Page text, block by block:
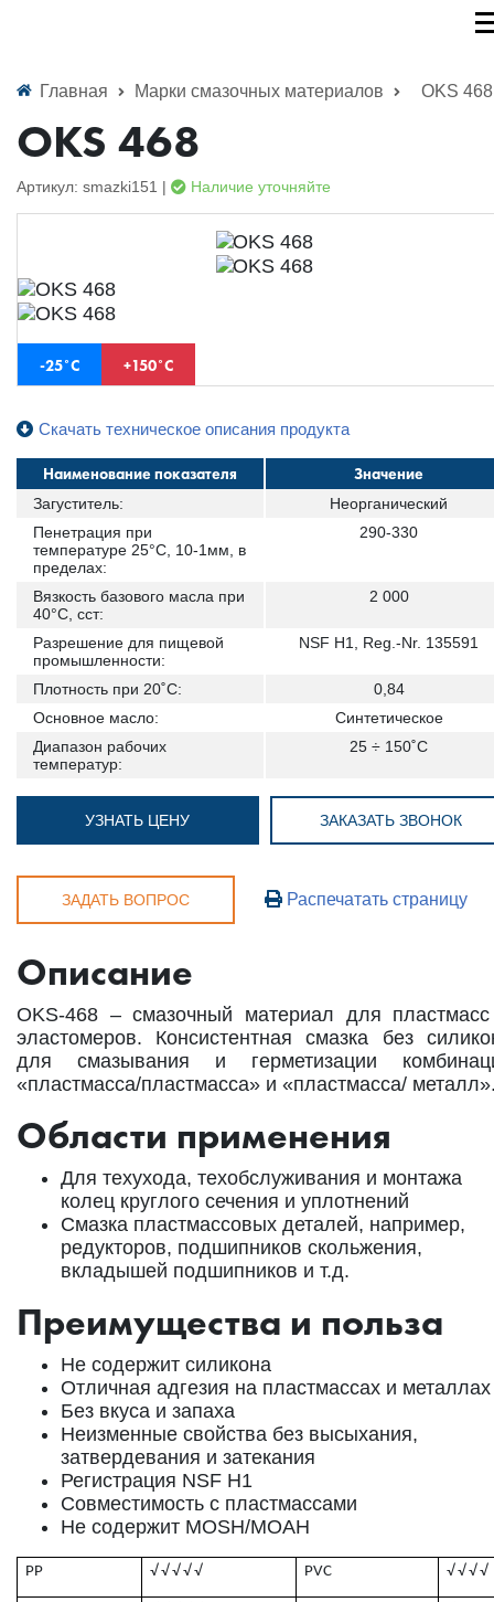
Главная Марки смазочных материалов OKS 468
OKS 468
Артикул: smazki151 | Наличие уточняйте
-25˚С +150˚С
Скачать техническое описания продукта
Наименование показателя Значение
Загуститель:
Неорганический
Пенетрация при
температуре 25°С, 10-1мм, в
пределах:
290-330
Вязкость базового масла при
40°C, сст:
2 000
Разрешение для пищевой
промышленности:
NSF H1, Reg.-Nr. 135591
Плотность при 20˚С:
0,84
Основное масло:
Синтетическое
Диапазон рабочих
температур:
25 ÷ 150˚С
УЗНАТЬ ЦЕНУ ЗАКАЗАТЬ ЗВОНОК
ЗАДАТЬ ВОПРОС Распечатать страницу
Описание
OKS-468 – смазочный материал для
эластомеров. Консистентная смазка без
для смазывания и герметизации
«пластмасса/пластмасса» и «пластмасса/
Области применения
Для техухода, техобслуживания и монтажа
колец круглого сечения и уплотнений
Смазка пластмассовых деталей, например,
редукторов, подшипников скольжения,
вкладышей подшипников и т.д.
Преимущества и польза
Не содержит силикона
Отличная адгезия на пластмассах и металлах
Без вкуса и запаха
Неизменные свойства без высыхания,
затвердевания и затекания
Регистрация NSF H1
Совместимость с пластмассами
Не содержит MOSH/MOAH
PP √ √ √ √ √ PVC √ √ √ √